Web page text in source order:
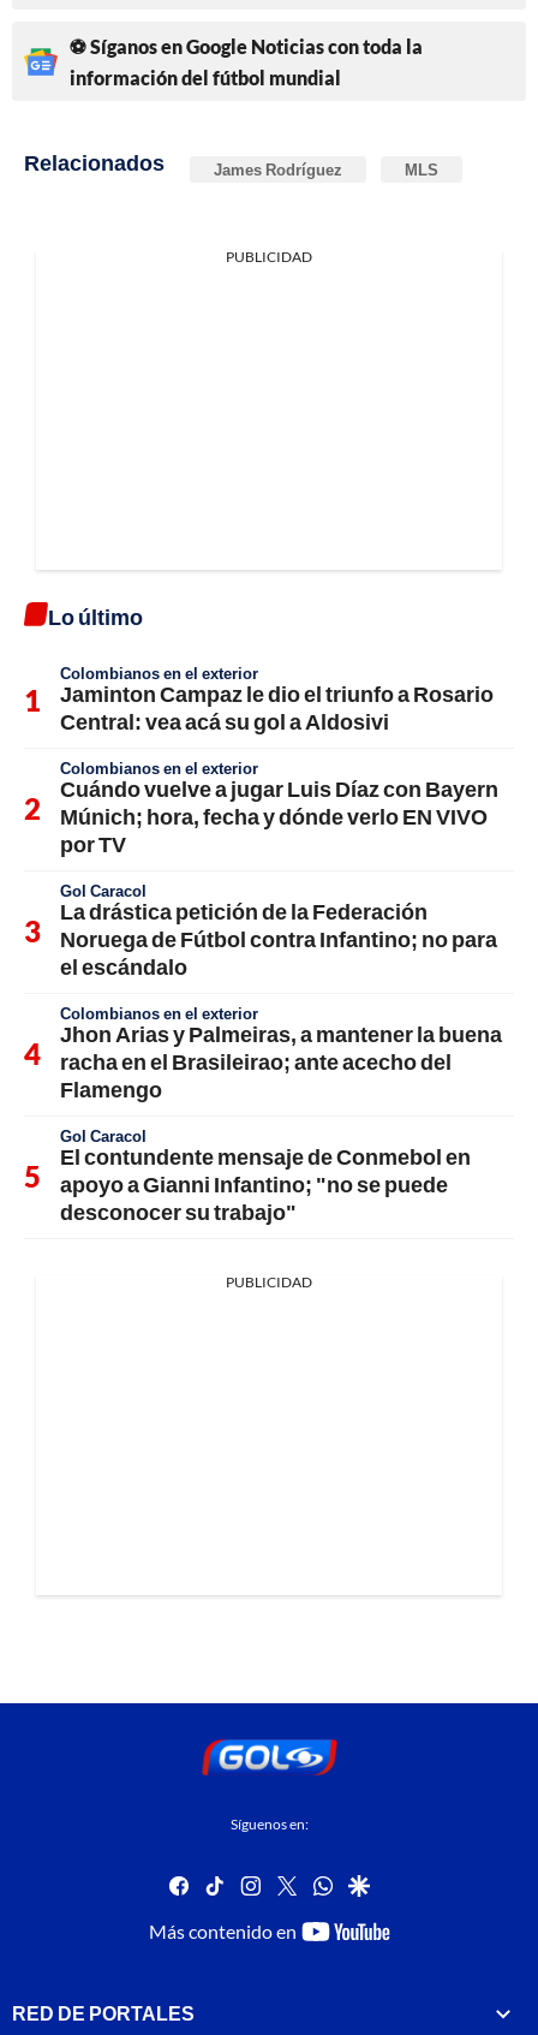
⚽ Síganos en Google Noticias con toda la
información del fútbol mundial
Relacionados James Rodríguez MLS
PUBLICIDAD
Lo último
Colombianos en el exterior
Jaminton Campaz le dio el triunfo a Rosario
Central: vea acá su gol a Aldosivi
Colombianos en el exterior
Cuándo vuelve a jugar Luis Díaz con Bayern
Múnich; hora, fecha y dónde verlo EN VIVO
por TV
Gol Caracol
La drástica petición de la Federación
Noruega de Fútbol contra Infantino; no para
el escándalo
Colombianos en el exterior
Jhon Arias y Palmeiras, a mantener la buena
racha en el Brasileirao; ante acecho del
Flamengo
Gol Caracol
El contundente mensaje de Conmebol en
apoyo a Gianni Infantino; "no se puede
desconocer su trabajo"
PUBLICIDAD
Síguenos en:
facebook
tiktok instagram
twitterwhatsapp
google
Más contenido en
youtube-
RED DE PORTALES